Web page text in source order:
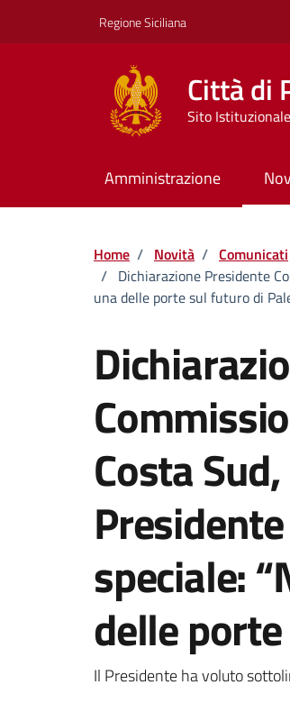
Regione Siciliana
Città di
Sito Istituzionale
Amministrazione
Home / Novità / Comunicati
/ Dichiarazione Presidente
una delle porte sul futuro di
Costa
speciale:
delle
Dettagli
Il Presidente ha voluto